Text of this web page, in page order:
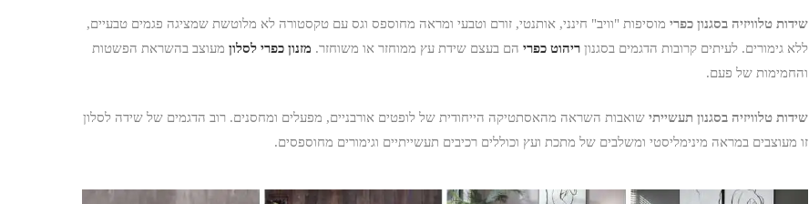
שידות טלוויזיה בסגנון כפרימוסיפות "וויב" חינני, אותנטי, זורם וטבעי ומראה מחוספס וגס עם טקסטורה לא מלוטשת שמציגה פגמים טבעיים,
ללא גימורים. לעיתים קרובות הדגמים בסגנון ריהוט כפריהם בעצם שידת עץ ממוחזר או משוחזר. מזנון כפרי לסלוןמעוצב בהשראת הפשטות
והחמימות של פעם.
שידות טלוויזיה בסגנון תעשייתישואבות השראה מהאסתטיקה הייחודית של לופטים אורבניים, מפעלים ומחסנים. רוב הדגמים של שידה לסלון
זו מעוצבים במראה מינימליסטי ומשלבים של מתכת ועץ וכוללים רכיבים תעשייתיים וגימורים מחוספסים.